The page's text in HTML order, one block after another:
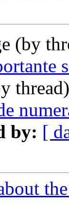
(by
by: [